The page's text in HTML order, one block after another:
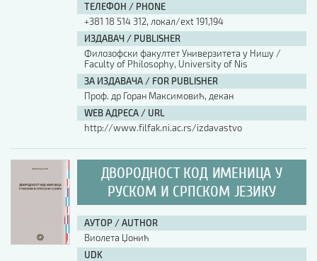
ТЕЛЕФОН / PHONE
+381 18 514 312, локал/ext 191,194
ИЗДАВАЧ / PUBLISHER
Филозофски факултет Универзитета у Нишу /
Faculty of Philosophy, University of Nis
ЗА ИЗДАВАЧА / FOR PUBLISHER
Проф. др Горан Максимовић, декан
WEB АДРЕСА / URL
http://www.filfak.ni.ac.rs/izdavastvo
ДВОРОДНОСТ КОД ИМЕНИЦА У
РУСКОМ И СРПСКОМ ЈЕЗИКУ
АУТОР / AUTHOR
Виолета Џонић
UDK